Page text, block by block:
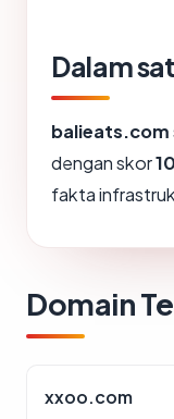
Dalam
balieats.com
dengan skor
fakta
Domain
xxoo.com